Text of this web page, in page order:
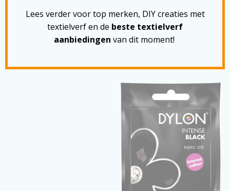
Lees verder voor top merken, DIY creaties met
textielverf en de beste textielverf
aanbiedingen van dit moment!